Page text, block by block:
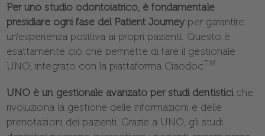
Per uno studio odontoiatrico, è fondamentale
presidiare ogni fase del Patient Journeyper garantire
un'esperienza positiva ai propri pazienti. Questo è
esattamente ciò che permette di fare il gestionale
UNO, integrato con la piattaforma CiaodocTM
UNO è un gestionale avanzato per studi dentisticiche
rivoluziona la gestione delle informazioni e delle
prenotazioni dei pazienti. Grazie a UNO, gli studi